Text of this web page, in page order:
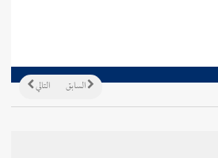
التالي السابق